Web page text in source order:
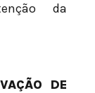
da
DE